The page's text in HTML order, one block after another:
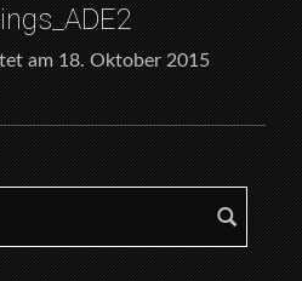
am 18. Oktober 2015